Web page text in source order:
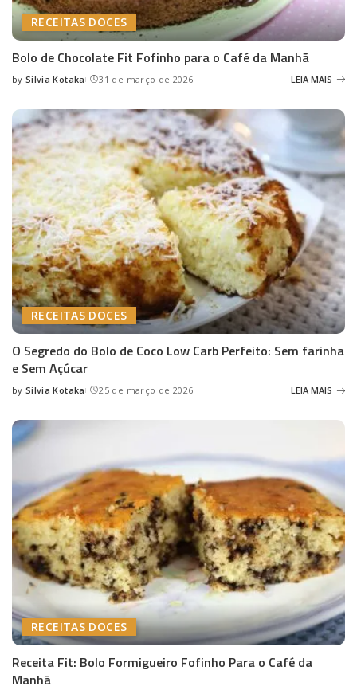
RECEITAS DOCES
Bolo de Chocolate Fit Fofinho para o Café da Manhã
Posted
by Silvia Kotaka 31 de março de 2026 LEIA MAIS
RECEITAS DOCES
O Segredo do Bolo de Coco Low Carb Perfeito: Sem farinha
e Sem Açúcar
Posted
by Silvia Kotaka 25 de março de 2026 LEIA MAIS
RECEITAS DOCES
Receita Fit: Bolo Formigueiro Fofinho Para o Café da
Manhã